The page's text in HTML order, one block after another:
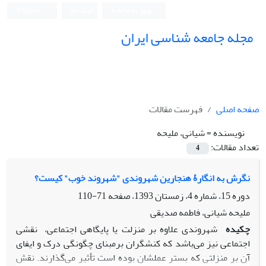
مجله جامعه شناسی ایران
صفحه اصلی
فهرست مقالات
نویسنده =شیانی، ملیحه
تعداد مقالات:
4
نگرش به انگارۀ هنجارین شهروندی "شهروند خوب" کیست؟
دوره 15، شماره 4، زمستان 1393، صفحه
71-110
ملیحه شیانی، فاطمه صدیقی
چکیده شهروندی علاوه بر منزلت یا پایگاهی اجتماعی، نقشی
اجتماعی نیز می‌باشد که کنشگران برمبنای چگونگی درک و ایفای
آن بر منزلتی که بستر عملشان بوده است تأثیر می‌گذارند. نقش